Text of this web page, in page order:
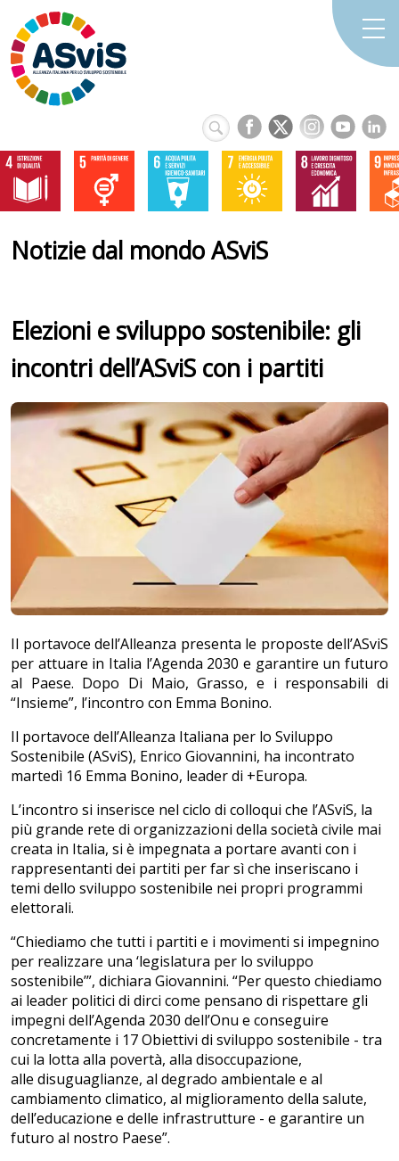
Notizie dal mondo ASviS
Elezioni e sviluppo sostenibile: gli
incontri dell’ASviS con i partiti
Il portavoce dell’Alleanza presenta le proposte dell’ASviS
per attuare in Italia l’Agenda 2030 e garantire un futuro
al Paese. Dopo Di Maio, Grasso, e i responsabili di
“Insieme”, l’incontro con Emma Bonino.
Il portavoce dell’Alleanza Italiana per lo Sviluppo
Sostenibile (ASviS), Enrico Giovannini, ha incontrato
martedì 16 Emma Bonino, leader di +Europa.
L’incontro si inserisce nel ciclo di colloqui che l’ASviS, la
più grande rete di organizzazioni della società civile mai
creata in Italia, si è impegnata a portare avanti con i
rappresentanti dei partiti per far sì che inseriscano i
temi dello sviluppo sostenibile nei propri programmi
elettorali.
“Chiediamo che tutti i partiti e i movimenti si impegnino
per realizzare una ‘legislatura per lo sviluppo
sostenibile’”, dichiara Giovannini. “Per questo chiediamo
ai leader politici di dirci come pensano di rispettare gli
impegni dell’Agenda 2030 dell’Onu e conseguire
concretamente i 17 Obiettivi di sviluppo sostenibile - tra
cui la lotta alla povertà, alla disoccupazione,
alle disuguaglianze, al degrado ambientale e al
cambiamento climatico, al miglioramento della salute,
dell’educazione e delle infrastrutture - e garantire un
futuro al nostro Paese”.